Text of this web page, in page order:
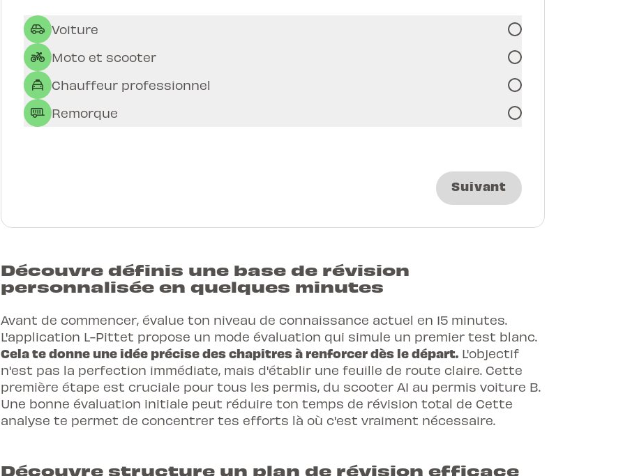
Voiture
Moto et scooter
Chauffeur professionnel
Remorque
Suivant
Découvre définis une base de révision
personnalisée en quelques minutes
Avant de commencer, évalue ton niveau de connaissance actuel en 15 minutes.
L'application L-Pittet propose un mode évaluation qui simule un premier test blanc.
Cela te donne une idée précise des chapitres à renforcer dès le départ. L'objectif
n'est pas la perfection immédiate, mais d'établir une feuille de route claire. Cette
première étape est cruciale pour tous les permis, du scooter A1 au permis voiture B.
Une bonne évaluation initiale peut réduire ton temps de révision total de Cette
analyse te permet de concentrer tes efforts là où c'est vraiment nécessaire.
Découvre structure un plan de révision efficace